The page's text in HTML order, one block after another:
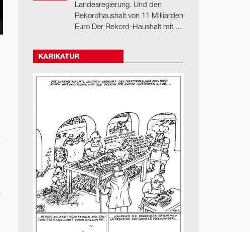
Landesregierung. Und den
Rekordhaushalt von 11 Milliarden
Euro Der Rekord-Haushalt mit ...
KARIKATUR